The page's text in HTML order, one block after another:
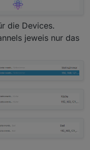
members
zu anderen
die Devices.
jeweis nur das